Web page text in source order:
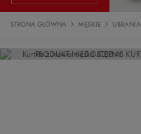
STRONA GŁÓWNA MĘSKIE UBRANIA
PRODUKT NIEDOSTĘPNY